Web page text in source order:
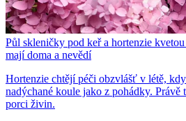
Půl skleničky pod keř a hortenzie
mají doma a nevědí
Hortenzie chtějí péči obzvlášť v létě,
nadýchané koule jako z pohádky. Právě
porci živin.